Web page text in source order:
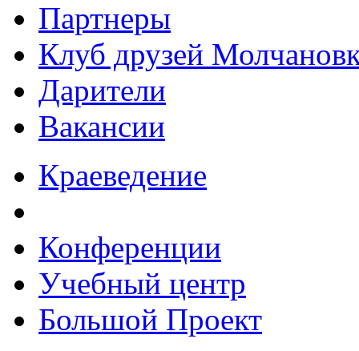
Партнеры
Клуб друзей
Дарители
Вакансии
Краеведение
Конференции
Учебный центр
Большой Проект